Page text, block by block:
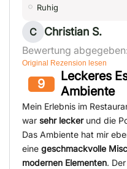
Ruhig
C Christian S.
Bewertung
Original Rezension lesen
9
Leckeres
Ambiente
Mein Erlebnis im
war sehr leckerund die
Das Ambiente hat mir
eine geschmackvolle
modernen Elementen.